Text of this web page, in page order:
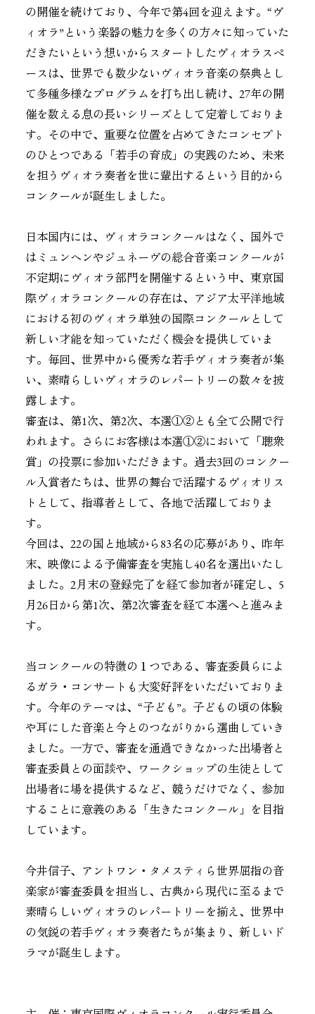
の開催を続けており、今年で第4回を迎えます。“ヴ
ィオラ”という楽器の魅力を多くの方々に知っていた
だきたいという想いからスタートしたヴィオラスペ
ースは、世界でも数少ないヴィオラ音楽の祭典とし
て多種多様なプログラムを打ち出し続け、27年の開
催を数える息の長いシリーズとして定着しておりま
す。その中で、重要な位置を占めてきたコンセプト
のひとつである「若手の育成」の実践のため、未来
を担うヴィオラ奏者を世に輩出するという目的から
コンクールが誕生しました。
日本国内には、ヴィオラコンクールはなく、国外で
はミュンヘンやジュネーヴの総合音楽コンクールが
不定期にヴィオラ部門を開催するという中、東京国
際ヴィオラコンクールの存在は、アジア太平洋地域
における初のヴィオラ単独の国際コンクールとして
新しい才能を知っていただく機会を提供していま
す。毎回、世界中から優秀な若手ヴィオラ奏者が集
い、素晴らしいヴィオラのレパートリーの数々を披
露します。
審査は、第1次、第2次、本選①②とも全て公開で行
われます。さらにお客様は本選①②において「聴衆
賞」の投票に参加いただきます。過去3回のコンクー
ル入賞者たちは、世界の舞台で活躍するヴィオリス
トとして、指導者として、各地で活躍しておりま
す。
今回は、22の国と地域から83名の応募があり、昨年
末、映像による予備審査を実施し40名を選出いたし
ました。2月末の登録完了を経て参加者が確定し、5
月26日から第1次、第2次審査を経て本選へと進みま
す。
当コンクールの特徴の１つである、審査委員らによ
るガラ・コンサートも大変好評をいただいておりま
す。今年のテーマは、“子ども”。子どもの頃の体験
や耳にした音楽と今とのつながりから選曲していき
ました。一方で、審査を通過できなかった出場者と
審査委員との面談や、ワークショップの生徒として
出場者に場を提供するなど、競うだけでなく、参加
することに意義のある「生きたコンクール」を目指
しています。
今井信子、アントワン・タメスティら世界屈指の音
楽家が審査委員を担当し、古典から現代に至るまで
素晴らしいヴィオラのレパートリーを揃え、世界中
の気鋭の若手ヴィオラ奏者たちが集まり、新しいド
ラマが誕生します。